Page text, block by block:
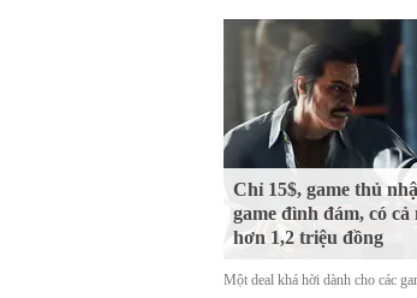
Chỉ 15$, game thủ
game đình đám, có
hơn 1,2 triệu đồng
Một deal khá hời dành cho các